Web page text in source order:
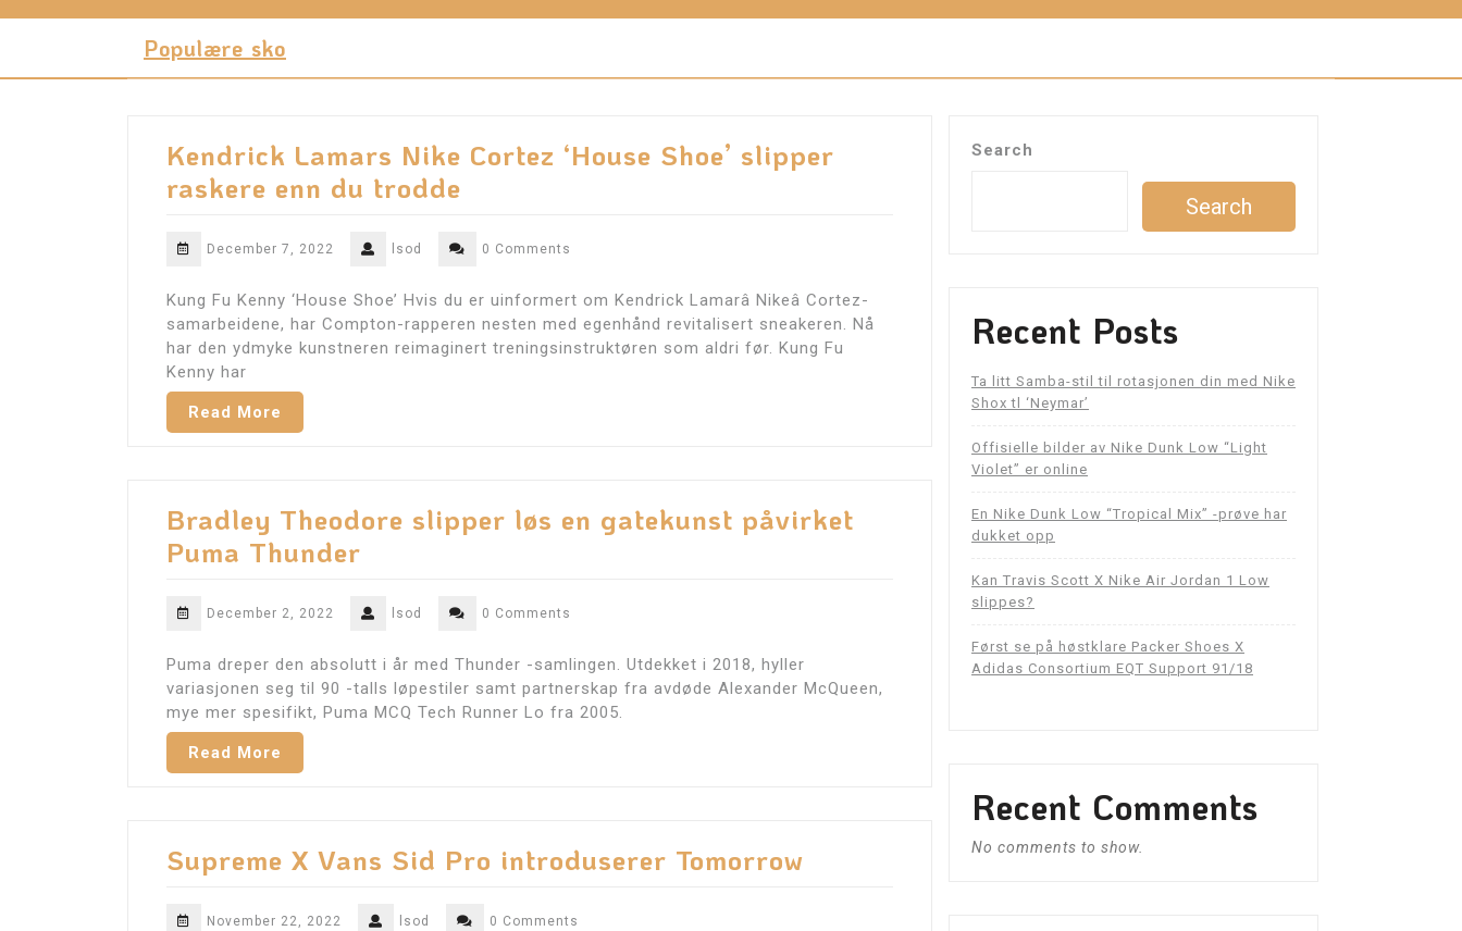
Populære sko
Kendrick Lamars Nike Cortez ‘House Shoe’ slipper
raskere enn du trodde
December 7, 2022 lsod 0 Comments
Kung Fu Kenny ‘House Shoe’ Hvis du er uinformert om Kendrick Lamarâ Nikeâ Cortez-
samarbeidene, har Compton-rapperen nesten med egenhånd revitalisert sneakeren. Nå
har den ydmyke kunstneren reimaginert treningsinstruktøren som aldri før. Kung Fu
Kenny har
Read More
Bradley Theodore slipper løs en gatekunst påvirket
Puma Thunder
December 2, 2022 lsod 0 Comments
Puma dreper den absolutt i år med Thunder -samlingen. Utdekket i 2018, hyller
variasjonen seg til 90 -talls løpestiler samt partnerskap fra avdøde Alexander McQueen,
mye mer spesifikt, Puma MCQ Tech Runner Lo fra 2005.
Read More
Supreme X Vans Sid Pro introduserer Tomorrow
November 22, 2022 lsod 0 Comments
Search
Search
Recent Posts
Ta litt Samba-stil til rotasjonen din med Nike
Shox tl ‘Neymar’
Offisielle bilder av Nike Dunk Low “Light
Violet” er online
En Nike Dunk Low “Tropical Mix” -prøve har
dukket opp
Kan Travis Scott X Nike Air Jordan 1 Low
slippes?
Først se på høstklare Packer Shoes X
Adidas Consortium EQT Support 91/18
Recent Comments
No comments to show.